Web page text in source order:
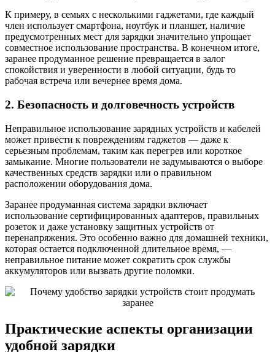
К примеру, в семьях с несколькими гаджетами, где каждый
член использует смартфона, ноутбук и планшет, наличие
предусмотренных мест для зарядки значительно упрощает
совместное использование пространства. В конечном итоге,
заранее продуманное решение превращается в залог
спокойствия и уверенности в любой ситуации, будь то
рабочая встреча или вечернее время дома.
2. Безопасность и долговечность устройств
Неправильное использование зарядных устройств и кабелей
может привести к повреждениям гаджетов — даже к
серьезным проблемам, таким как перегрев или короткое
замыкание. Многие пользователи не задумываются о выборе
качественных средств зарядки или о правильном
расположении оборудования дома.
Заранее продуманная система зарядки включает
использование сертифицированных адаптеров, правильных
розеток и даже установку защитных устройств от
перенапряжения. Это особенно важно для домашней техники,
которая остается подключенной длительное время, —
неправильное питание может сократить срок службы
аккумуляторов или вызвать другие поломки.
Практические аспекты организации
удобной зарядки